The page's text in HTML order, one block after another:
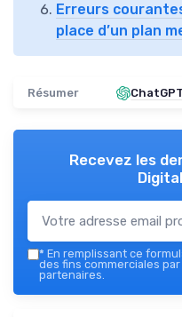
Erreurs
place d’un plan
Résumer ChatGPT
Recevez les
* En remplissant ce
des fins commerciales
partenaires.